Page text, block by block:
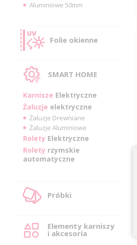
Aluminiowe 50mm
Folie okienne
SMART HOME
Karnisze Elektryczne
Żaluzje elektryczne
Żaluzje Drewniane
Żaluzje Aluminiowe
Rolety Elektryczne
Rolety rzymskie
automatyczne
Próbki
Elementy karniszy
i akcesoria